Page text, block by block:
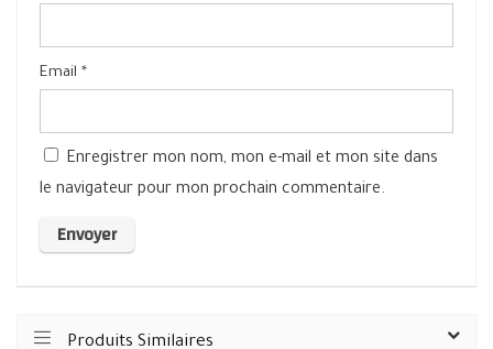
Email *
Enregistrer mon nom, mon e-mail et mon site dans
le navigateur pour mon prochain commentaire.
Produits Similaires